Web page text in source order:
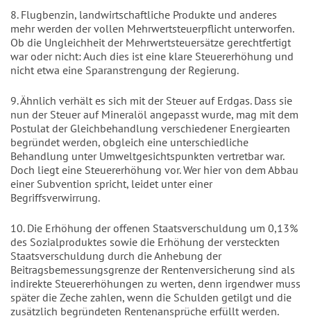
8. Flugbenzin, landwirtschaftliche Produkte und anderes
mehr werden der vollen Mehrwertsteuerpflicht unterworfen.
Ob die Ungleichheit der Mehrwertsteuersätze gerechtfertigt
war oder nicht: Auch dies ist eine klare Steuererhöhung und
nicht etwa eine Sparanstrengung der Regierung.
9. Ähnlich verhält es sich mit der Steuer auf Erdgas. Dass sie
nun der Steuer auf Mineralöl angepasst wurde, mag mit dem
Postulat der Gleichbehandlung verschiedener Energiearten
begründet werden, obgleich eine unterschiedliche
Behandlung unter Umweltgesichtspunkten vertretbar war.
Doch liegt eine Steuererhöhung vor. Wer hier von dem Abbau
einer Subvention spricht, leidet unter einer
Begriffsverwirrung.
10. Die Erhöhung der offenen Staatsverschuldung um 0,13%
des Sozialproduktes sowie die Erhöhung der versteckten
Staatsverschuldung durch die Anhebung der
Beitragsbemessungsgrenze der Rentenversicherung sind als
indirekte Steuererhöhungen zu werten, denn irgendwer muss
später die Zeche zahlen, wenn die Schulden getilgt und die
zusätzlich begründeten Rentenansprüche erfüllt werden.